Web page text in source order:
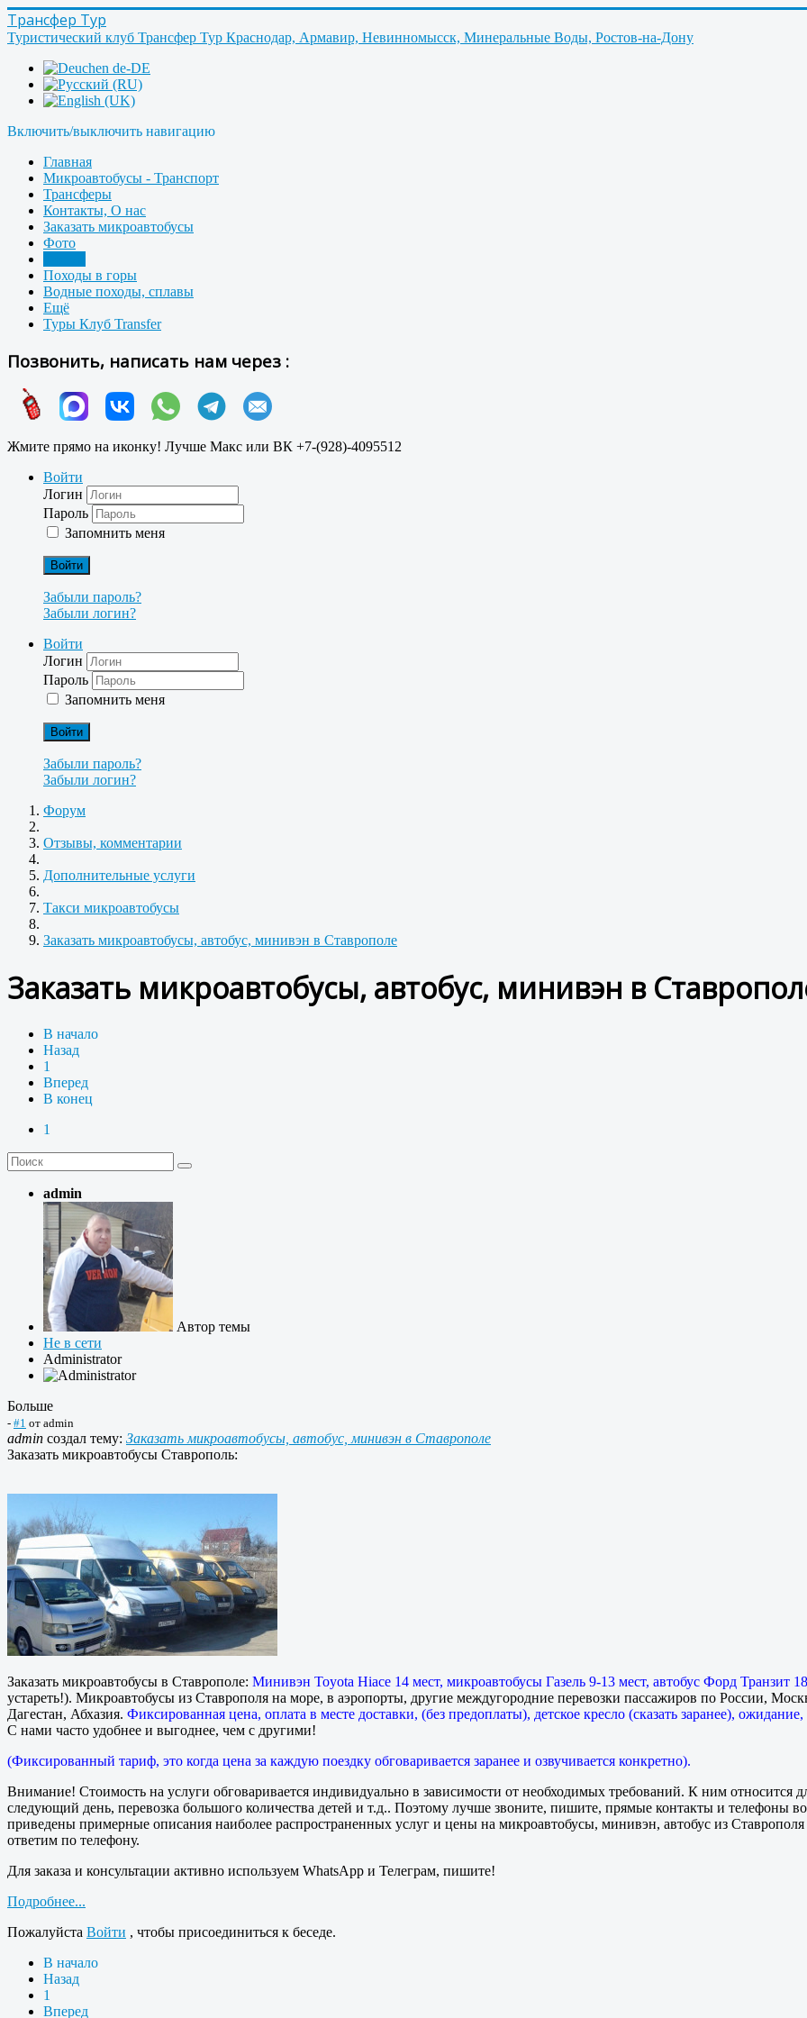
Трансфер Тур
Туристический клуб Трансфер Тур Краснодар, Армавир, Невинномысск, Минеральные Воды, Ростов-на-Дону
Включить/выключить навигацию
Главная
Микроавтобусы - Транспорт
Трансферы
Контакты, О нас
Заказать микроавтобусы
Фото
Походы в горы
Водные походы, сплавы
Ещё
Туры Клуб Transfer
Позвонить, написать нам через :
Жмите прямо на иконку! Лучше Макс или ВК +7-(928)-4095512
Войти
Логин
Пароль
Запомнить меня
Войти
Забыли пароль?
Забыли логин?
Войти
Логин
Пароль
Запомнить меня
Войти
Забыли пароль?
Забыли логин?
Форум
Отзывы, комментарии
Дополнительные услуги
Такси микроавтобусы
Заказать микроавтобусы, автобус, минивэн в Ставрополе
Заказать микроавтобусы, автобус, минивэн в
В начало
Назад
1
Вперед
В конец
1
admin
Автор темы
Не в сети
Administrator
Больше
- #1 от admin
admin создал тему: Заказать микроавтобусы, автобус, минивэн в Ставрополе
Заказать микроавтобусы Ставрополь:
Заказать микроавтобусы в Ставрополе: Минивэн Toyota Hiace 14 мест, микроавтобусы Газель 9-13 мест, автобус Форд Транзит
устареть!). Микроавтобусы из Ставрополя на море, в аэропорты, другие междугородние перевозки пассажиров по России,
Дагестан, Абхазия. Фиксированная цена, оплата в месте доставки, (без предоплаты), детское кресло (сказать заранее),
С нами часто удобнее и выгоднее, чем с другими!
(Фиксированный тариф, это когда цена за каждую поездку обговаривается заранее и озвучивается конкретно).
Внимание! Стоимость на услуги обговаривается индивидуально в зависимости от необходимых требований. К ним относится
следующий день, перевозка большого количества детей и т.д.. Поэтому лучше звоните, пишите, прямые контакты и телефоны
приведены примерные описания наиболее распространенных услуг и цены на микроавтобусы, минивэн, автобус из
ответим по телефону.
Для заказа и консультации активно используем WhatsApp и Телеграм, пишите!
Подробнее...
Пожалуйста Войти , чтобы присоединиться к беседе.
В начало
Назад
1
Вперед